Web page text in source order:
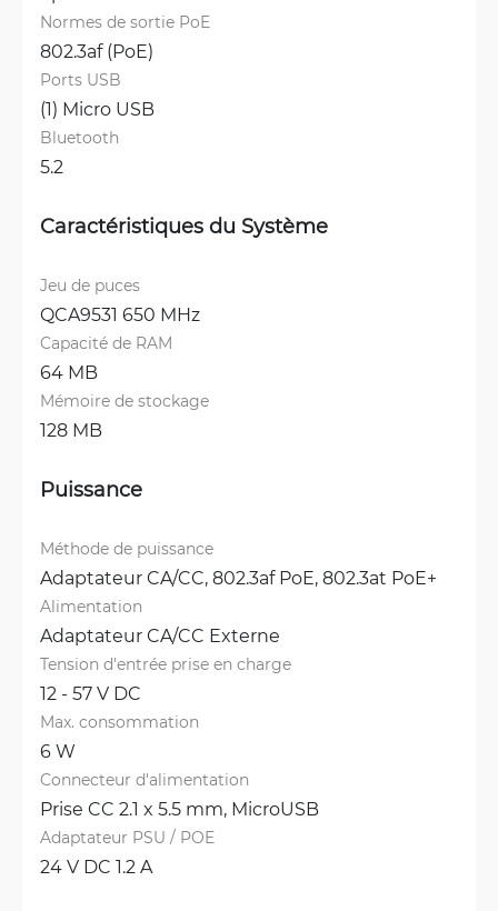
Normes de sortie PoE
802.3af (PoE)
Ports USB
(1) Micro USB
Bluetooth
5.2
Caractéristiques du Système
Jeu de puces
QCA9531 650 MHz
Capacité de RAM
64 MB
Mémoire de stockage
128 MB
Puissance
Méthode de puissance
Adaptateur CA/CC, 802.3af PoE, 802.3at PoE+
Alimentation
Adaptateur CA/CC Externe
Tension d'entrée prise en charge
12 - 57 V DC
Max. consommation
6 W
Connecteur d'alimentation
Prise CC 2.1 x 5.5 mm, MicroUSB
Adaptateur PSU / POE
24 V DC 1.2 A